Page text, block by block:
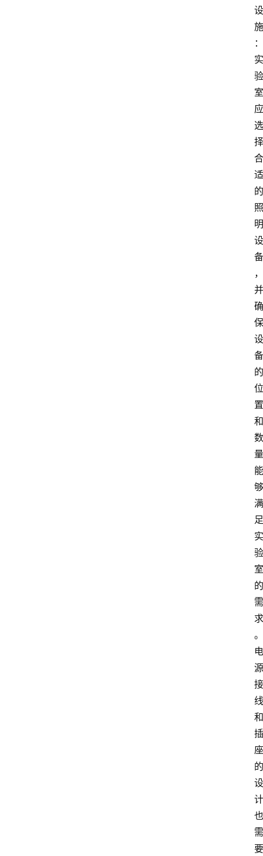
设
施
：
实
验
室
应
选
择
合
适
的
照
明
设
备
，
并
确
保
设
备
的
位
置
和
数
量
能
够
满
足
实
验
室
的
需
求
。
电
源
接
线
和
插
座
的
设
计
也
需
要